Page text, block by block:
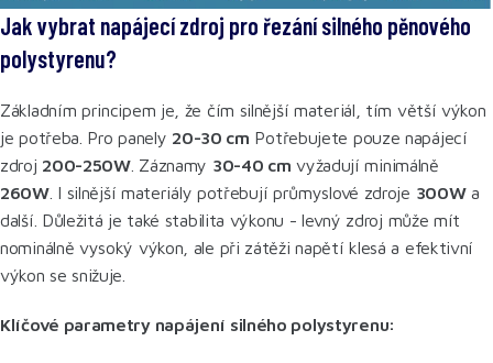
Jak vybrat napájecí zdroj pro řezání silného pěnového
polystyrenu?
Základním principem je, že čím silnější materiál, tím větší výkon
je potřeba. Pro panely 20-30 cm Potřebujete pouze napájecí
zdroj 200-250W. Záznamy 30-40 cm vyžadují minimálně
260W. I silnější materiály potřebují průmyslové zdroje 300Wa
další. Důležitá je také stabilita výkonu - levný zdroj může mít
nominálně vysoký výkon, ale při zátěži napětí klesá a efektivní
výkon se snižuje.
Klíčové parametry napájení silného polystyrenu: